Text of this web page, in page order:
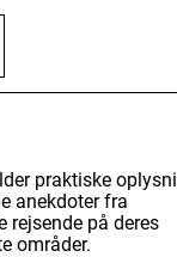
praktiske
anekdoter fra
rejsende på deres
områder.